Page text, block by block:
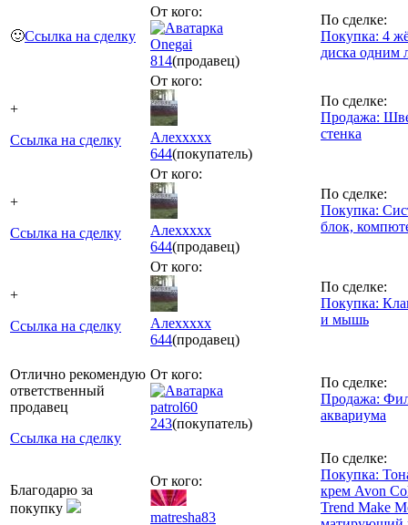
🙂Ссылка на сделку
От кого:
Onegai
814(продавец)
По сделке:
Покупка: 4
диска одним
+
Ссылка на сделку
От кого:
Алеххххх
644(покупатель)
По сделке:
Продажа:
стенка
+
Ссылка на сделку
От кого:
Алеххххх
644(продавец)
По сделке:
Покупка:
блок,
+
Ссылка на сделку
От кого:
Алеххххх
644(продавец)
По сделке:
Покупка:
и мышь
Отлично рекомендую
ответственный
продавец
Ссылка на сделку
От кого:
patrol60
243(покупатель)
По сделке:
Продажа:
аквариума
Благодарю за
покупку
От кого:
matresha83
По сделке:
Покупка:
крем Avon
Trend Make